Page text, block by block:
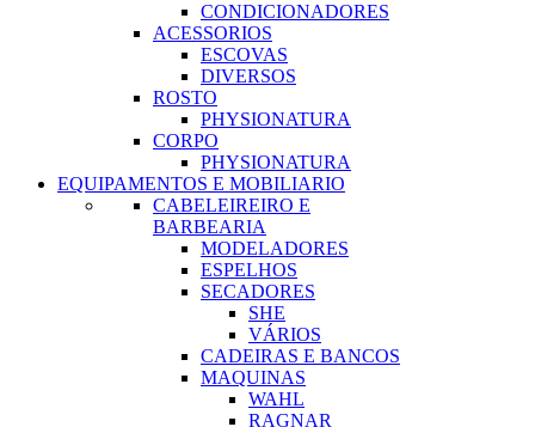
CONDICIONADORES
ACESSORIOS
ESCOVAS
DIVERSOS
ROSTO
PHYSIONATURA
CORPO
PHYSIONATURA
EQUIPAMENTOS E MOBILIARIO
CABELEIREIRO E
BARBEARIA
MODELADORES
ESPELHOS
SECADORES
SHE
VÁRIOS
CADEIRAS E BANCOS
MAQUINAS
WAHL
RAGNAR